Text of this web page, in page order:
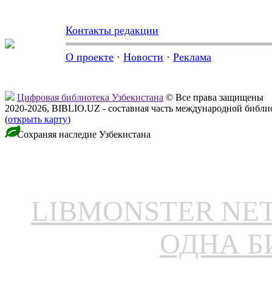
Контакты редакции
О проекте · Новости · Реклама
Цифровая библиотека Узбекистана © Все права защищены
2020-2026, BIBLIO.UZ - составная часть международной
(открыть карту)
Сохраняя наследие Узбекистана
LIBMONSTER
ОДНА